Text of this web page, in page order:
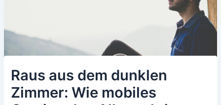
Raus aus dem dunklen
Zimmer: Wie mobiles